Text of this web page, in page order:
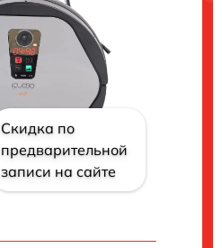
Скидка по
предварительной
записи на сайте